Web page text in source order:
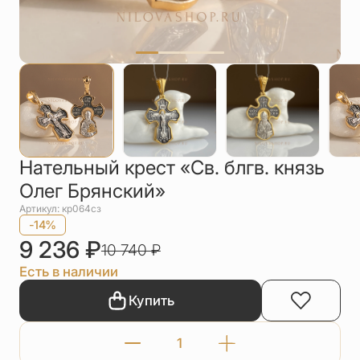
Цепи
Чётки
Шнурки на
Другое
Нательный крест «Cв. блгв. князь
Олег Брянский»
Артикул: кр064сз
-14%
9 236 ₽10 740₽
Есть в наличии
Купить
Количество